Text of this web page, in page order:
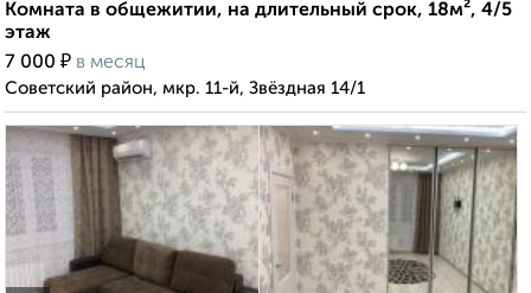
Комната в общежитии, на длительный срок, 18м², 4/5
этаж
7 000 ₽ в месяц
Советский район, мкр. 11-й, Звёздная 14/1